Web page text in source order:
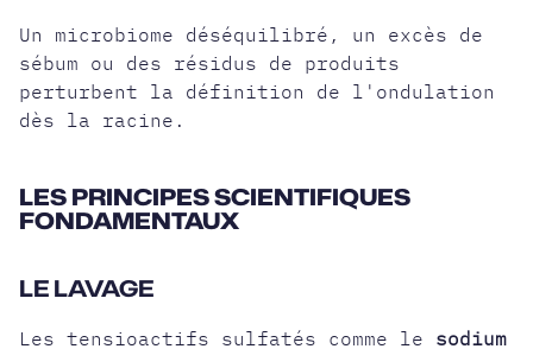
Un microbiome déséquilibré, un excès de
sébum ou des résidus de produits
perturbent la définition de l'ondulation
dès la racine.
LES PRINCIPES SCIENTIFIQUES
FONDAMENTAUX
LE LAVAGE
Les tensioactifs sulfatés comme le sodium